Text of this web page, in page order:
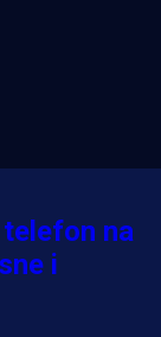
na
i